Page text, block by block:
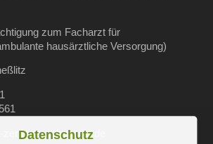
zum Facharzt für
hausärztliche Versorgung)
schesslitz.de
Datenschutz